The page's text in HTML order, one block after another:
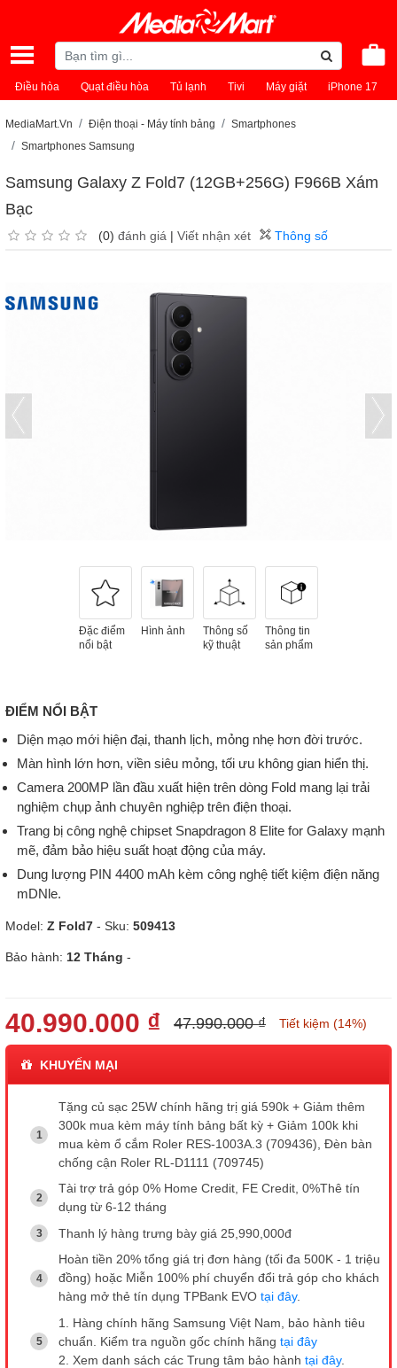
Điều hòa Quạt điều hòa Tủ lạnh Tivi Máy giặt iPhone 17
MediaMart.Vn Điện thoại - Máy tính bảng
Smartphones
Smartphones Samsung
Samsung Galaxy Z Fold7 (12GB+256G) F966B Xám
Bạc
(0) đánh giá | Viết nhận xét Thông số
Đặc điểm
nổi bật
Hình ảnh
Thông số
kỹ thuật
Thông tin
sản phẩm
ĐIỂM NỔI BẬT
Diện mạo mới hiện đại, thanh lịch, mỏng nhẹ hơn đời trước.
Màn hình lớn hơn, viền siêu mỏng, tối ưu không gian hiển thị.
Camera 200MP lần đầu xuất hiện trên dòng Fold mang lại trải
nghiệm chụp ảnh chuyên nghiệp trên điện thoại.
Trang bị công nghệ chipset Snapdragon 8 Elite for Galaxy mạnh
mẽ, đảm bảo hiệu suất hoạt động của máy.
Dung lượng PIN 4400 mAh kèm công nghệ tiết kiệm điện năng
mDNle.
Model: Z Fold7 - Sku: 509413
Bảo hành: 12 Tháng -
40.990.000 ₫ 47.990.000 ₫ Tiết kiệm (14%)
KHUYẾN MẠI
Tặng củ sạc 25W chính hãng trị giá 590k + Giảm thêm
300k mua kèm máy tính bảng bất kỳ + Giảm 100k khi
mua kèm ổ cắm Roler RES-1003A.3 (709436), Đèn bàn
chống cận Roler RL-D1111 (709745)
Tài trợ trả góp 0% Home Credit, FE Credit, 0%Thê tín
dụng từ 6-12 tháng
Thanh lý hàng trưng bày giá 25,990,000đ
Hoàn tiền 20% tổng giá trị đơn hàng (tối đa 500K - 1 triệu
đồng) hoặc Miễn 100% phí chuyển đổi trả góp cho khách
hàng mở thẻ tín dụng TPBank EVO tại đây.
1. Hàng chính hãng Samsung Việt Nam, bảo hành tiêu
chuẩn. Kiểm tra nguồn gốc chính hãng tại đây
2. Xem danh sách các Trung tâm bảo hành tại đây.